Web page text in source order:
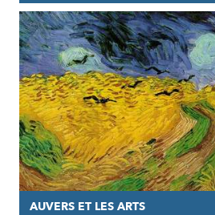
AUVERS ET LES ARTS